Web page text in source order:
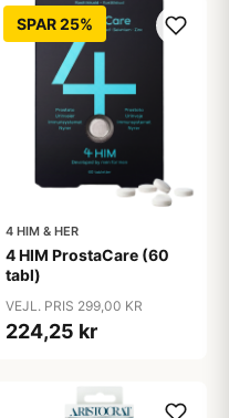
SPAR 25%
4 HIM & HER
4 HIM ProstaCare (60
tabl)
VEJL. PRIS 299,00 KR
224,25 kr